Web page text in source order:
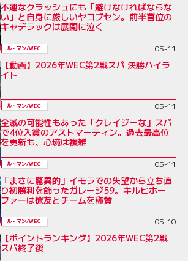
不運なクラッシュにも「避けなければならな
い」と自身に厳しいヤコブセン。前半首位の
キャデラックは展開に泣く
ル・マン/WEC 05-11
【動画】2026年WEC第2戦スパ 決勝ハイラ
イト
ル・マン/WEC 05-11
全滅の可能性もあった「クレイジーな」スパ
で4位入賞のアストマーティン。過去最高位
を更新も、心境は複雑
ル・マン/WEC 05-11
「まさに驚異的」イモラでの失望から立ち直
り初勝利を飾ったガレージ59。キルヒホー
ファーは僚友とチームを称賛
ル・マン/WEC 05-10
【ポイントランキング】2026年WEC第2戦
スパ終了後